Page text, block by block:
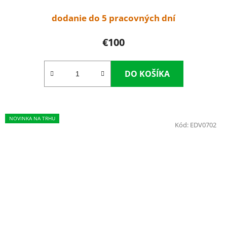
dodanie do 5 pracovných dní
€100
DO KOŠÍKA
NOVINKA NA TRHU
Kód: EDV0702